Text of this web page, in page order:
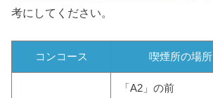
考にしてください。
コンコース 喫煙所の場所
「A2」の前